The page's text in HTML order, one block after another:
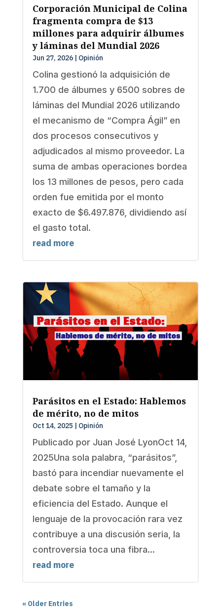
Corporación Municipal de Colina
fragmenta compra de $13
millones para adquirir álbumes
y láminas del Mundial 2026
Jun 27, 2026| Opinión
Colina gestionó la adquisición de
1.700 de álbumes y 6500 sobres de
láminas del Mundial 2026 utilizando
el mecanismo de “Compra Ágil” en
dos procesos consecutivos y
adjudicados al mismo proveedor. La
suma de ambas operaciones bordea
los 13 millones de pesos, pero cada
orden fue emitida por el monto
exacto de $6.497.876, dividiendo así
el gasto total.
read more
Parásitos en el Estado: Hablemos
de mérito, no de mitos
Oct 14, 2025 | Opinión
Publicado por Juan José LyonOct 14,
2025Una sola palabra, “parásitos”,
bastó para incendiar nuevamente el
debate sobre el tamaño y la
eficiencia del Estado. Aunque el
lenguaje de la provocación rara vez
contribuye a una discusión seria, la
controversia toca una fibra...
read more
« Older Entries